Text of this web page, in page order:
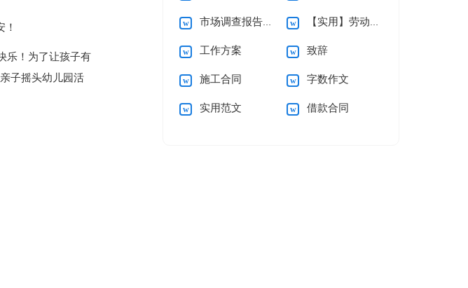
乐！为了让孩子有
子摇头幼儿园活
市场调查报告通用15篇 【实用】劳动合同模板锦集六篇
工作方案 致辞
施工合同 字数作文
实用范文 借款合同